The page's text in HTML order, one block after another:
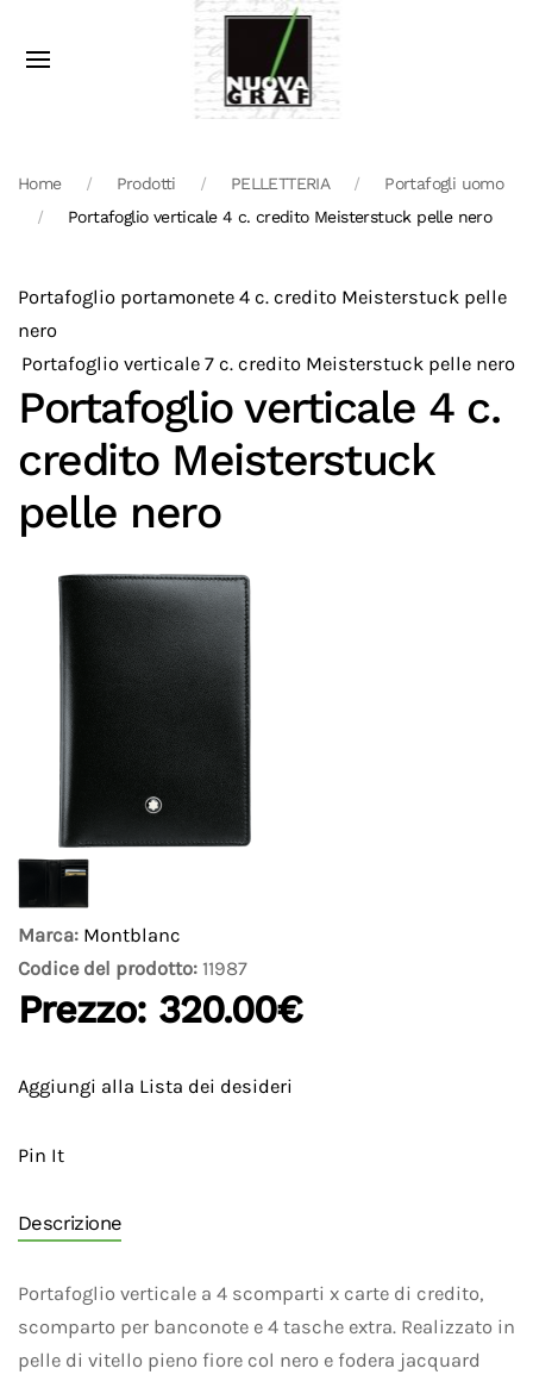
Home Prodotti PELLETTERIA
Portafogli uomo
Portafoglio verticale 4 c. credito Meisterstuck pelle nero
Portafoglio portamonete 4 c. credito Meisterstuck pelle
nero
Portafoglio verticale 7 c. credito Meisterstuck pelle nero
Portafoglio verticale 4 c.
credito Meisterstuck
pelle nero
Marca: Montblanc
Codice del prodotto: 11987
Prezzo: 320.00€
Aggiungi alla Lista dei desideri
Pin It
Descrizione
Portafoglio verticale a 4 scomparti x carte di credito,
scomparto per banconote e 4 tasche extra. Realizzato in
pelle di vitello pieno fiore col nero e fodera jacquard